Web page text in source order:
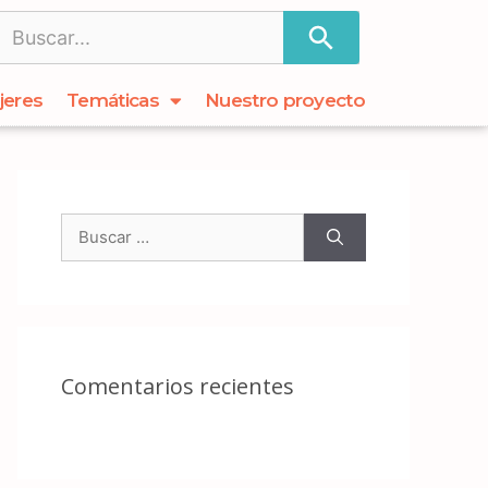
Temáticas Nuestro proyecto
Comentarios recientes